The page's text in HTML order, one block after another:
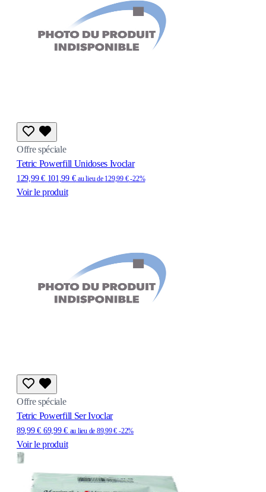
Offre spéciale
Tetric Powerfill Unidoses Ivoclar
129,99 € 101,99 € au lieu de 129,99 €-22%
Voir le produit
Offre spéciale
Tetric Powerfill Ser Ivoclar
89,99 € 69,99 € au lieu de 89,99 € -22%
Voir le produit